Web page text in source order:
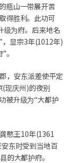
瓶山一带展开苦
得胜利。此功可
级为府。后来地名
，显宗3年(1012年)
。
，安东派差使平定
现庆州)的夜别
被升级为“大都护
愍王10年(1361
东时受到当地百
的大都护府。